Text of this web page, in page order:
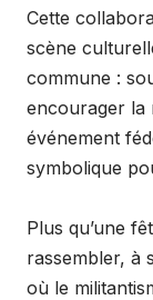
Cette
scène
commune :
encourager la
événement
symbolique
Plus qu’une
rassembler, à
où le